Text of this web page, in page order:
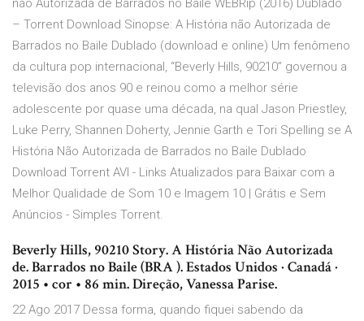
não Autorizada de Barrados no Baile WEBRip (2016) Dublado
– Torrent Download Sinopse: A História não Autorizada de
Barrados no Baile Dublado (download e online) Um fenômeno
da cultura pop internacional, “Beverly Hills, 90210” governou a
televisão dos anos 90 e reinou como a melhor série
adolescente por quase uma década, na qual Jason Priestley,
Luke Perry, Shannen Doherty, Jennie Garth e Tori Spelling se A
História Não Autorizada de Barrados no Baile Dublado
Download Torrent AVI - Links Atualizados para Baixar com a
Melhor Qualidade de Som 10 e Imagem 10 | Grátis e Sem
Anúncios - Simples Torrent.
Beverly Hills, 90210 Story. A História Não Autorizada
de. Barrados no Baile (BRA ). Estados Unidos · Canadá ·
2015 • cor • 86 min. Direção, Vanessa Parise.
22 Ago 2017 Dessa forma, quando fiquei sabendo da